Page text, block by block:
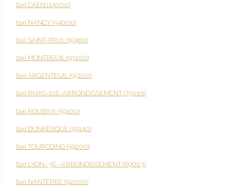
taxi CAEN (14000)
taxi NANCY (54000)
taxi SAINT-PAUL (97460)
taxi MONTREUIL (93100)
taxi ARGENTEUIL (95100)
taxi PARIS-10E-ARRONDISSEMENT (75010)
taxi ROUBAIX (59100)
taxi DUNKERQUE (59140)
taxi TOURCOING (59200)
taxi LYON--3E--ARRONDISSEMENT (69003)
taxi NANTERRE (92000)